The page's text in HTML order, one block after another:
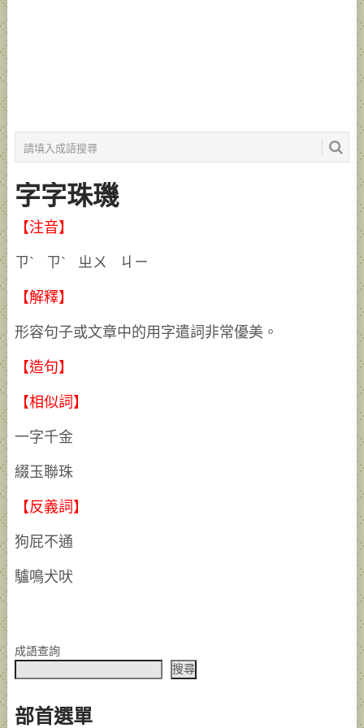
字字珠璣
【注音】
ㄗˋ ㄗˋ ㄓㄨ ㄐㄧ
【解釋】
形容句子或文章中的用字遣詞非常優美。
【造句】
【相似詞】
一字千金
綴玉聯珠
【反義詞】
狗屁不通
驢鳴犬吠
成語查詢
搜尋
部首選單